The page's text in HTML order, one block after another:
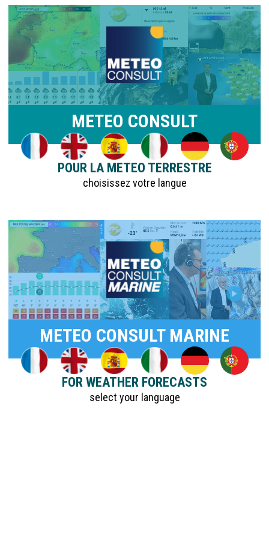
METEO CONSULT
POUR LA METEO TERRESTRE
choisissez votre langue
METEO CONSULT MARINE
FOR WEATHER FORECASTS
select your language